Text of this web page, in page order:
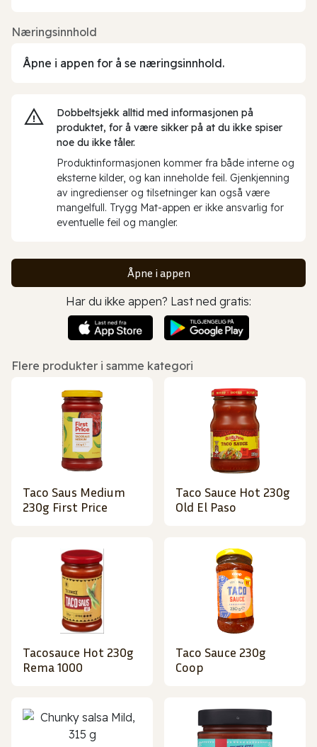
Næringsinnhold
Åpne i appen for å se næringsinnhold.
Dobbeltsjekk alltid med informasjonen på
produktet, for å være sikker på at du ikke spiser
noe du ikke tåler.
Produktinformasjonen kommer fra både interne og
eksterne kilder, og kan inneholde feil. Gjenkjenning
av ingredienser og tilsetninger kan også være
mangelfull. Trygg Mat-appen er ikke ansvarlig for
eventuelle feil og mangler.
Åpne i appen
Har du ikke appen? Last ned gratis:
Flere produkter i samme kategori
Taco Saus Medium
230g First Price
Taco Sauce Hot 230g
Old El Paso
Tacosauce Hot 230g
Rema 1000
Taco Sauce 230g
Coop